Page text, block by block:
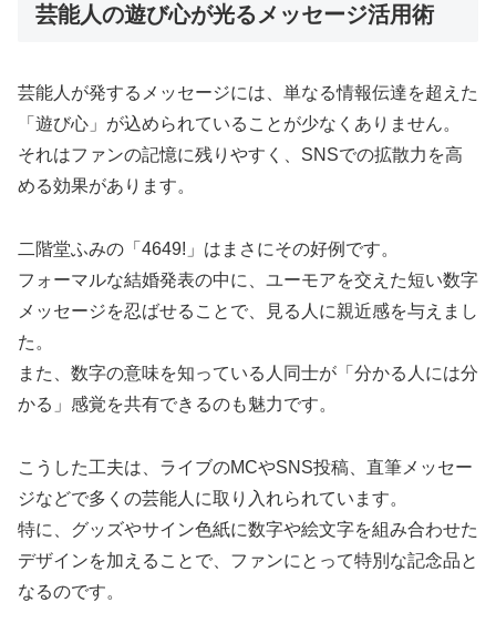
芸能人の遊び心が光るメッセージ活用術
芸能人が発するメッセージには、単なる情報伝達を超えた
「遊び心」が込められていることが少なくありません。
それはファンの記憶に残りやすく、SNSでの拡散力を高
める効果があります。
二階堂ふみの「4649!」はまさにその好例です。
フォーマルな結婚発表の中に、ユーモアを交えた短い数字
メッセージを忍ばせることで、見る人に親近感を与えまし
た。
また、数字の意味を知っている人同士が「分かる人には分
かる」感覚を共有できるのも魅力です。
こうした工夫は、ライブのMCやSNS投稿、直筆メッセー
ジなどで多くの芸能人に取り入れられています。
特に、グッズやサイン色紙に数字や絵文字を組み合わせた
デザインを加えることで、ファンにとって特別な記念品と
なるのです。